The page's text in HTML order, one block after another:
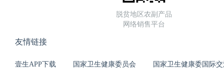
脱贫地区农副产品
网络销售平台
友情链接
壹生APP下载 国家卫生健康委员会 国家卫生健康委国际